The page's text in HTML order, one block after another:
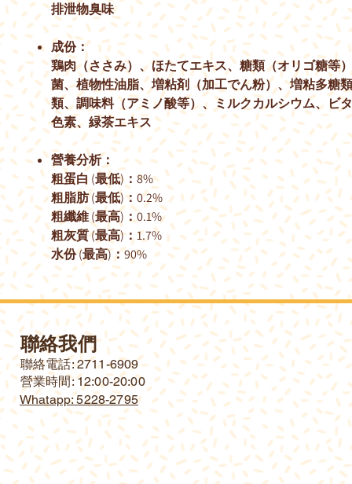
排泄物臭味
成份：
鶏肉（ささみ）、ほたてエキス、糖類（オリゴ糖等
菌、植物性油脂、増粘剤（加工でん粉）、増粘多糖
類、調味料（アミノ酸等）、ミルクカルシウム、ビ
色素、緑茶エキス
營養分析：
粗蛋白 (最低)：8%
粗脂肪 (最低)：0.2%
粗纖維 (最高)：0.1%
粗灰質 (最高)：1.7%
水份 (最高)：90%
聯絡我們
​聯絡電話: 2711-6909
營業時間: 12:00-20:00
Whatapp: 5228-2795